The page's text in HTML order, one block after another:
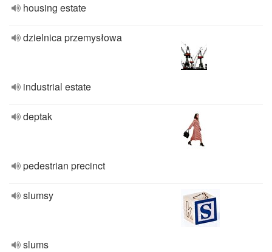
housing estate
dzielnica przemysłowa
industrial estate
deptak
pedestrian precinct
slumsy
slums